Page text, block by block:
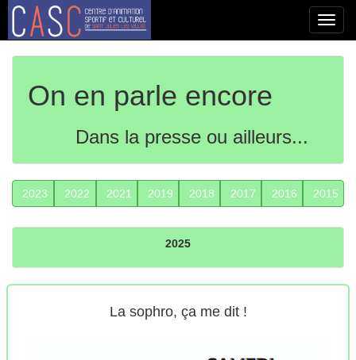
On en parle encore
Dans la presse ou ailleurs...
2023 2022 2021 2019 2018 2017 2016 2015
2025
La sophro, ça me dit !